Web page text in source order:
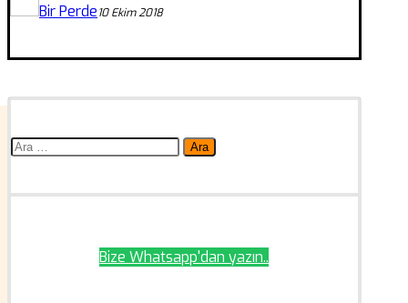
Bir Perde10 Ekim 2018
Arama:
Bize Whatsapp'dan yazın..